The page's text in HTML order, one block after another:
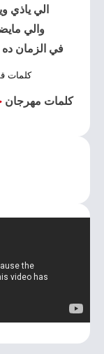
الي ياذي
والي
في الزمان
كلمات
كلمات مهرجان